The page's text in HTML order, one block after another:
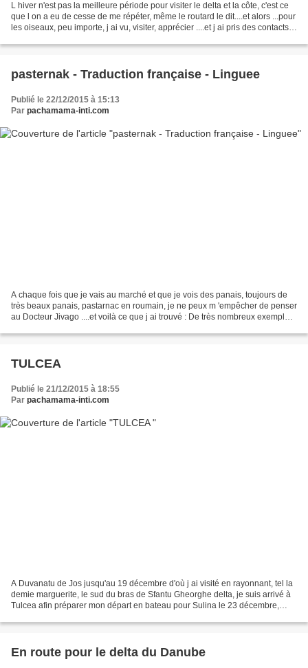
L hiver n'est pas la meilleure période pour visiter le delta et la côte, c'est ce
que l on a eu de cesse de me répéter, même le routard le dit....et alors ...pour
les oiseaux, peu importe, j ai vu, visiter, apprécier ....et j ai pris des contacts à
pasternak - Traduction française - Linguee
Publié le 22/12/2015 à 15:13
Par pachamama-inti.com
A chaque fois que je vais au marché et que je vois des panais, toujours de
très beaux panais, pastarnac en roumain, je ne peux m 'empêcher de penser
au Docteur Jivago ....et voilà ce que j ai trouvé : De très nombreux exemples
TULCEA
Publié le 21/12/2015 à 18:55
Par pachamama-inti.com
A Duvanatu de Jos jusqu'au 19 décembre d'où j ai visité en rayonnant, tel la
demie marguerite, le sud du bras de Sfantu Gheorghe delta, je suis arrivé à
Tulcea afin préparer mon départ en bateau pour Sulina le 23 décembre,
En route pour le delta du Danube